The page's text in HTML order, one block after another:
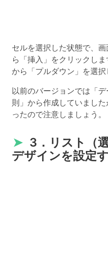
セルを選択した状態で、
ら「挿入」をクリックし
から「プルダウン」を選択
以前のバージョンでは「
則」から作成していまし
ったので注意しましょう。
➤ 3．リスト（
デザインを設定